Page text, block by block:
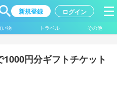
新規登録 ログイン
い物 トラベル その他
1000円分ギフトチケット